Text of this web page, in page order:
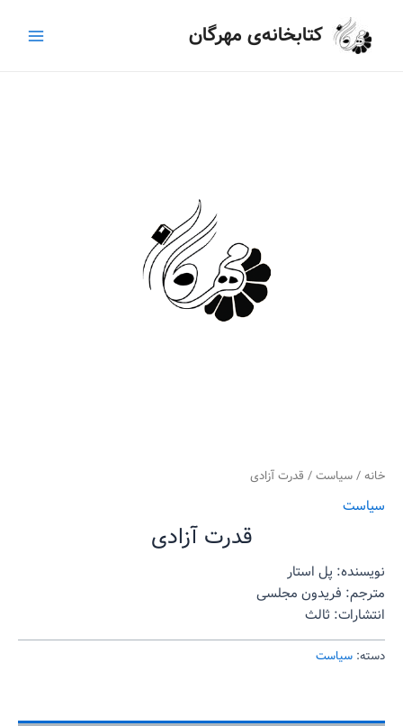
کتابخانه‌ی مهرگان
Menu
خانه/سیاست/ قدرت آزادی
سیاست
قدرت آزادی
نویسنده: پل استار
مترجم: فریدون مجلسی
انتشارات: ثالث
دسته: سیاست